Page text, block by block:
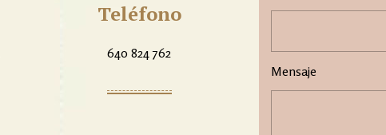
Teléfono
640 824 762
Mensaje